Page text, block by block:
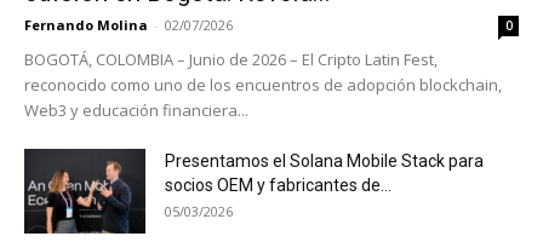
Fernando Molina - 02/07/2026 0
BOGOTÁ, COLOMBIA – Junio de 2026 – El Cripto Latin Fest,
reconocido como uno de los encuentros de adopción blockchain,
Web3 y educación financiera...
Presentamos el Solana Mobile Stack para
socios OEM y fabricantes de...
05/03/2026